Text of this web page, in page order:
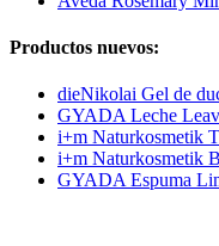
Productos nuevos:
dieNikolai Gel de
GYADA Leche
i+m Naturkosmetik
i+m Naturkosmetik
GYADA Espuma